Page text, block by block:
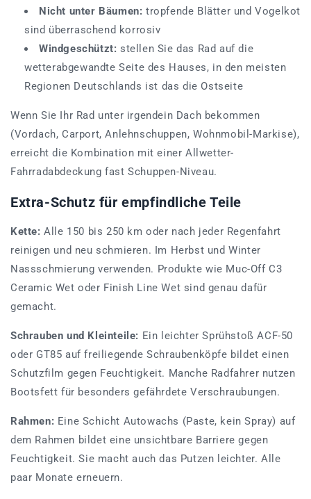
Nicht unter Bäumen: tropfende Blätter und Vogelkot
sind überraschend korrosiv
Windgeschützt: stellen Sie das Rad auf die
wetterabgewandte Seite des Hauses, in den meisten
Regionen Deutschlands ist das die Ostseite
Wenn Sie Ihr Rad unter irgendein Dach bekommen
(Vordach, Carport, Anlehnschuppen, Wohnmobil-Markise),
erreicht die Kombination mit einer Allwetter-
Fahrradabdeckung fast Schuppen-Niveau.
Extra-Schutz für empfindliche Teile
Kette: Alle 150 bis 250 km oder nach jeder Regenfahrt
reinigen und neu schmieren. Im Herbst und Winter
Nassschmierung verwenden. Produkte wie Muc-Off C3
Ceramic Wet oder Finish Line Wet sind genau dafür
gemacht.
Schrauben und Kleinteile: Ein leichter Sprühstoß ACF-50
oder GT85 auf freiliegende Schraubenköpfe bildet einen
Schutzfilm gegen Feuchtigkeit. Manche Radfahrer nutzen
Bootsfett für besonders gefährdete Verschraubungen.
Rahmen: Eine Schicht Autowachs (Paste, kein Spray) auf
dem Rahmen bildet eine unsichtbare Barriere gegen
Feuchtigkeit. Sie macht auch das Putzen leichter. Alle
paar Monate erneuern.